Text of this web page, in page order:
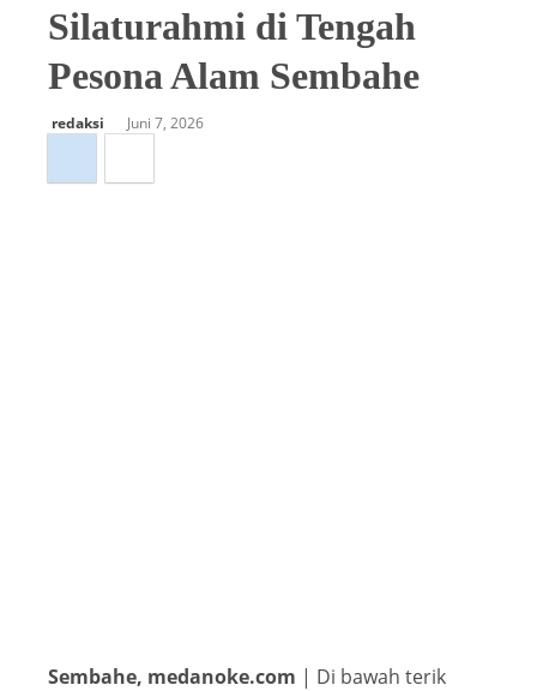
Silaturahmi di Tengah
Pesona Alam Sembahe
redaksi Juni 7, 2026
Sembahe, medanoke.com | Di bawah terik